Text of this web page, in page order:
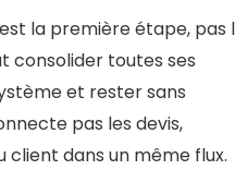
la première étape, pas
consolider toutes ses
et rester sans
pas les devis,
client dans un même flux.